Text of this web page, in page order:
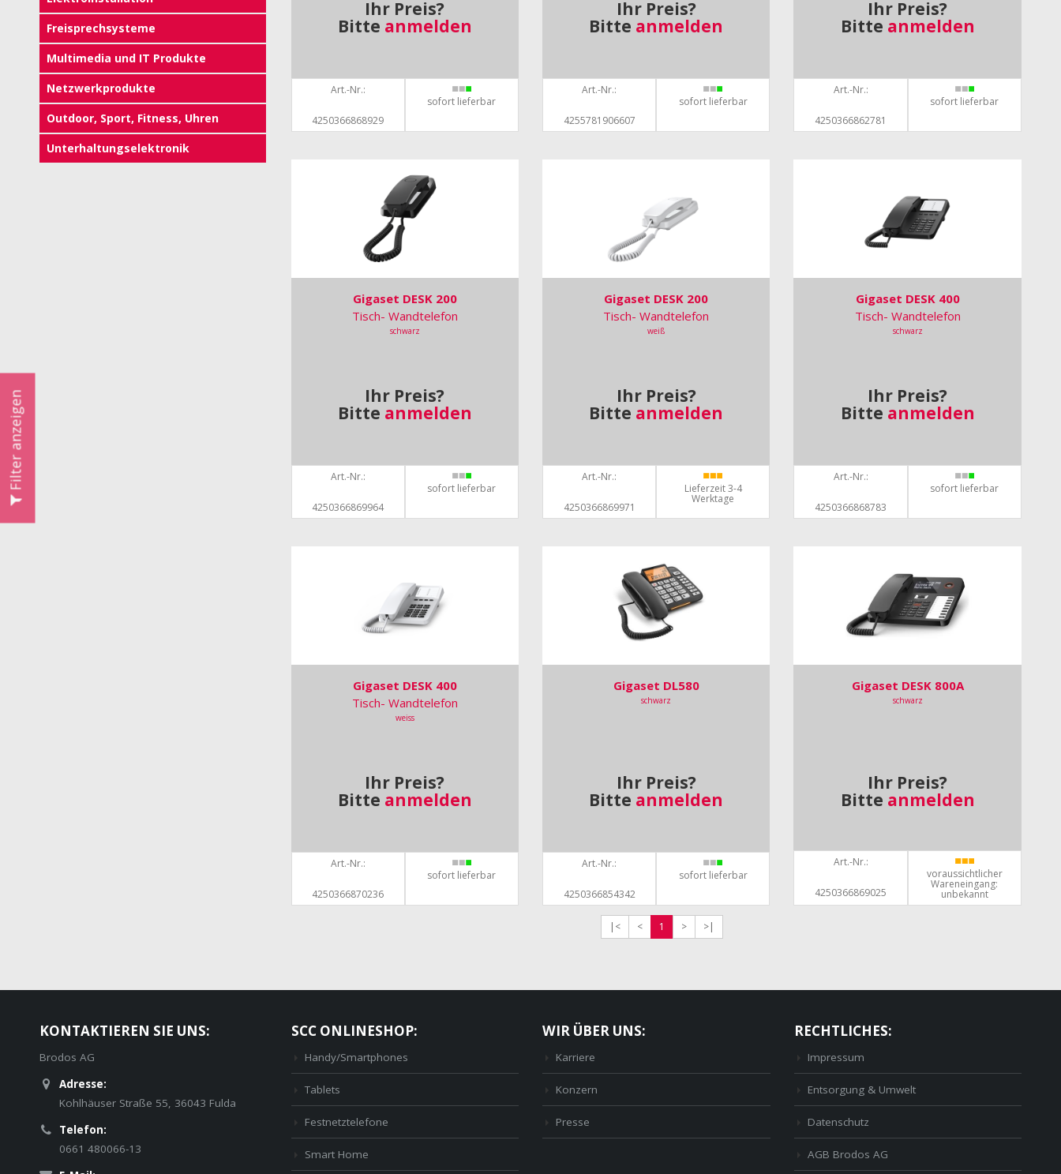
Filter anzeigen
Freisprechsysteme
Multimedia und IT Produkte
Netzwerkprodukte
Outdoor, Sport, Fitness, Uhren
Unterhaltungselektronik
Ihr Preis?
Bitte anmelden
Art.-Nr.:
4250366868929
sofort lieferbar
Ihr Preis?
Bitte anmelden
Art.-Nr.:
4255781906607
sofort lieferbar
Ihr Preis?
Bitte anmelden
Art.-Nr.:
4250366862781
sofort lieferbar
Gigaset DESK 200
Tisch- Wandtelefon
schwarz
Ihr Preis?
Bitte anmelden
Art.-Nr.:
4250366869964
sofort lieferbar
Gigaset DESK 200
Tisch- Wandtelefon
weiß
Ihr Preis?
Bitte anmelden
Art.-Nr.:
4250366869971
Lieferzeit 3-4
Werktage
Gigaset DESK 400
Tisch- Wandtelefon
schwarz
Ihr Preis?
Bitte anmelden
Art.-Nr.:
4250366868783
sofort lieferbar
Gigaset DESK 400
Tisch- Wandtelefon
weiss
Ihr Preis?
Bitte anmelden
Art.-Nr.:
4250366870236
sofort lieferbar
Gigaset DL580
schwarz
Ihr Preis?
Bitte anmelden
Art.-Nr.:
4250366854342
sofort lieferbar
Gigaset DESK 800A
schwarz
Ihr Preis?
Bitte anmelden
Art.-Nr.:
4250366869025
voraussichtlicher
Wareneingang:
unbekannt
|< < 1 > >|
KONTAKTIEREN SIE UNS:
Brodos AG
Adresse:
Kohlhäuser Straße 55, 36043 Fulda
Telefon:
0661 480066-13
SCC ONLINESHOP:
Handy/Smartphones
Tablets
Festnetztelefone
Smart Home
WIR ÜBER UNS:
Karriere
Konzern
Presse
RECHTLICHES:
Impressum
Entsorgung & Umwelt
Datenschutz
AGB Brodos AG